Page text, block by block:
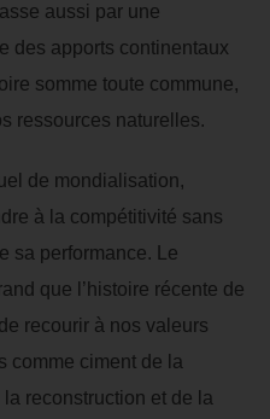
aussi par une
des apports continentaux
somme toute commune,
ressources naturelles.
de mondialisation,
à la compétitivité sans
sa performance. Le
que l’histoire récente de
recourir à nos valeurs
comme ciment de la
reconstruction et de la